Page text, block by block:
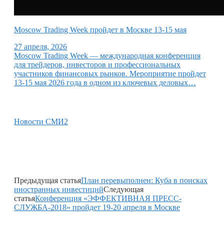
Moscow Trading Week пройдет в Москве 13-15 мая
27 апреля, 2026
Moscow Trading Week — международная конференция
для трейдеров, инвесторов и профессиональных
участников финансовых рынков. Мероприятие пройдет
13-15 мая 2026 года в одном из ключевых деловых…
Новости СМИ2
Предыдущая статьяПлан перевыполнен: Куба в поисках
иностранных инвестицийСледующая
статьяКонференция «ЭФФЕКТИВНАЯ ПРЕСС-
СЛУЖБА-2018» пройдет 19-20 апреля в Москве